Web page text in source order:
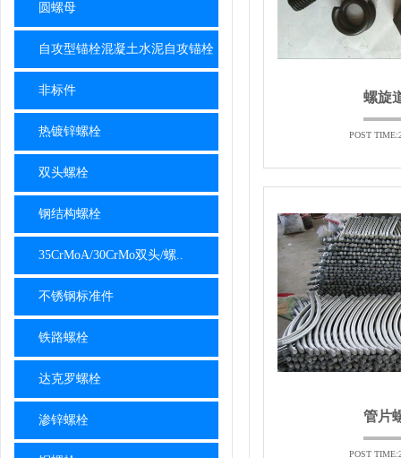
圆螺母
自攻型锚栓混凝土水泥自攻锚栓
非标件
热镀锌螺栓
双头螺栓
钢结构螺栓
35CrMoA/30CrMo双头/螺..
不锈钢标准件
铁路螺栓
达克罗螺栓
渗锌螺栓
螺旋
POST
管片
POST